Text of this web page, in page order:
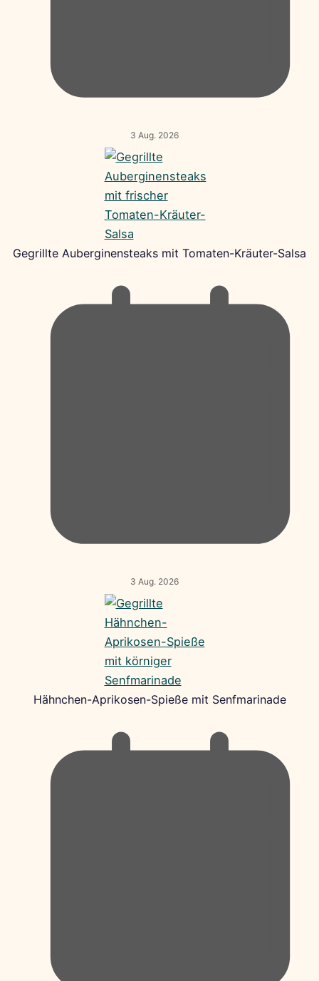
3 Aug. 2026
Gegrillte Auberginensteaks mit Tomaten-Kräuter-Salsa
3 Aug. 2026
Hähnchen-Aprikosen-Spieße mit Senfmarinade